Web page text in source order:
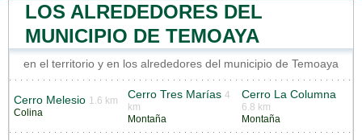
LOS ALREDEDORES DEL
MUNICIPIO DE TEMOAYA
en el territorio y en los alrededores del municipio de Temoaya
Cerro Melesio 1.6 km
Colina
Cerro Tres Marías 4
km
Montaña
Cerro La Columna
6.8 km
Montaña